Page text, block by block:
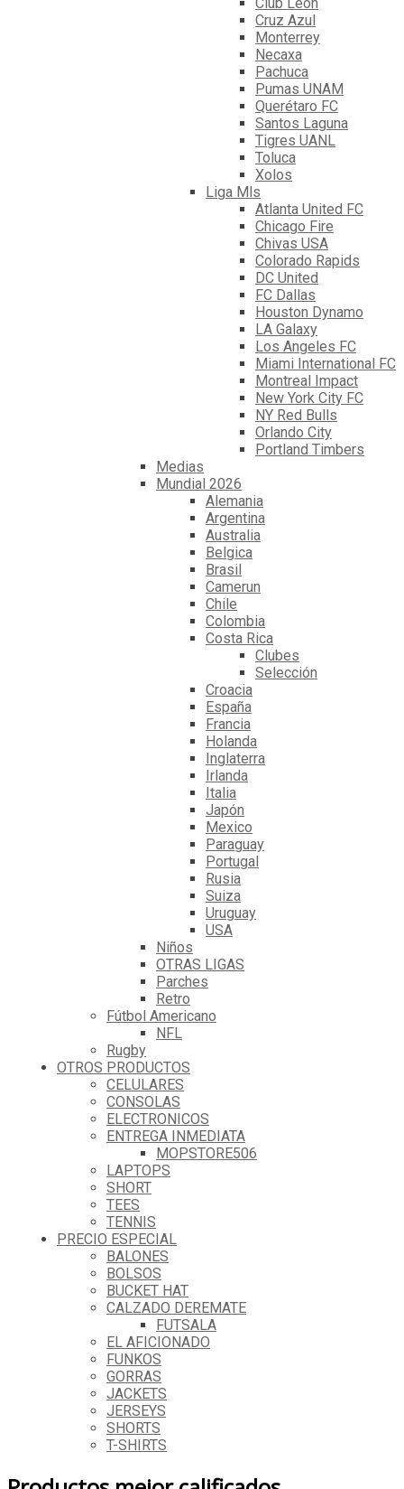
Club León
Cruz Azul
Monterrey
Necaxa
Pachuca
Pumas UNAM
Querétaro FC
Santos Laguna
Tigres UANL
Toluca
Xolos
Liga Mls
Atlanta United FC
Chicago Fire
Chivas USA
Colorado Rapids
DC United
FC Dallas
Houston Dynamo
LA Galaxy
Los Angeles FC
Miami International FC
Montreal Impact
New York City FC
NY Red Bulls
Orlando City
Portland Timbers
Medias
Mundial 2026
Alemania
Argentina
Australia
Belgica
Brasil
Camerun
Chile
Colombia
Costa Rica
Clubes
Selección
Croacia
España
Francia
Holanda
Inglaterra
Irlanda
Italia
Japón
Mexico
Paraguay
Portugal
Rusia
Suiza
Uruguay
USA
Niños
OTRAS LIGAS
Parches
Retro
Fútbol Americano
NFL
Rugby
OTROS PRODUCTOS
CELULARES
CONSOLAS
ELECTRONICOS
ENTREGA INMEDIATA
MOPSTORE506
LAPTOPS
SHORT
TEES
TENNIS
PRECIO ESPECIAL
BALONES
BOLSOS
BUCKET HAT
CALZADO DEREMATE
FUTSALA
EL AFICIONADO
FUNKOS
GORRAS
JACKETS
JERSEYS
SHORTS
T-SHIRTS